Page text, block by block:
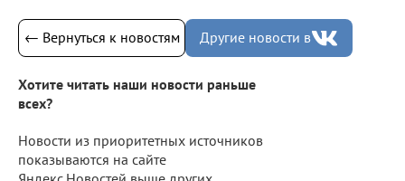
← Вернуться к новостям Другие новости в
Хотите читать наши новости раньше
всех?
Новости из приоритетных источников
показываются на сайте